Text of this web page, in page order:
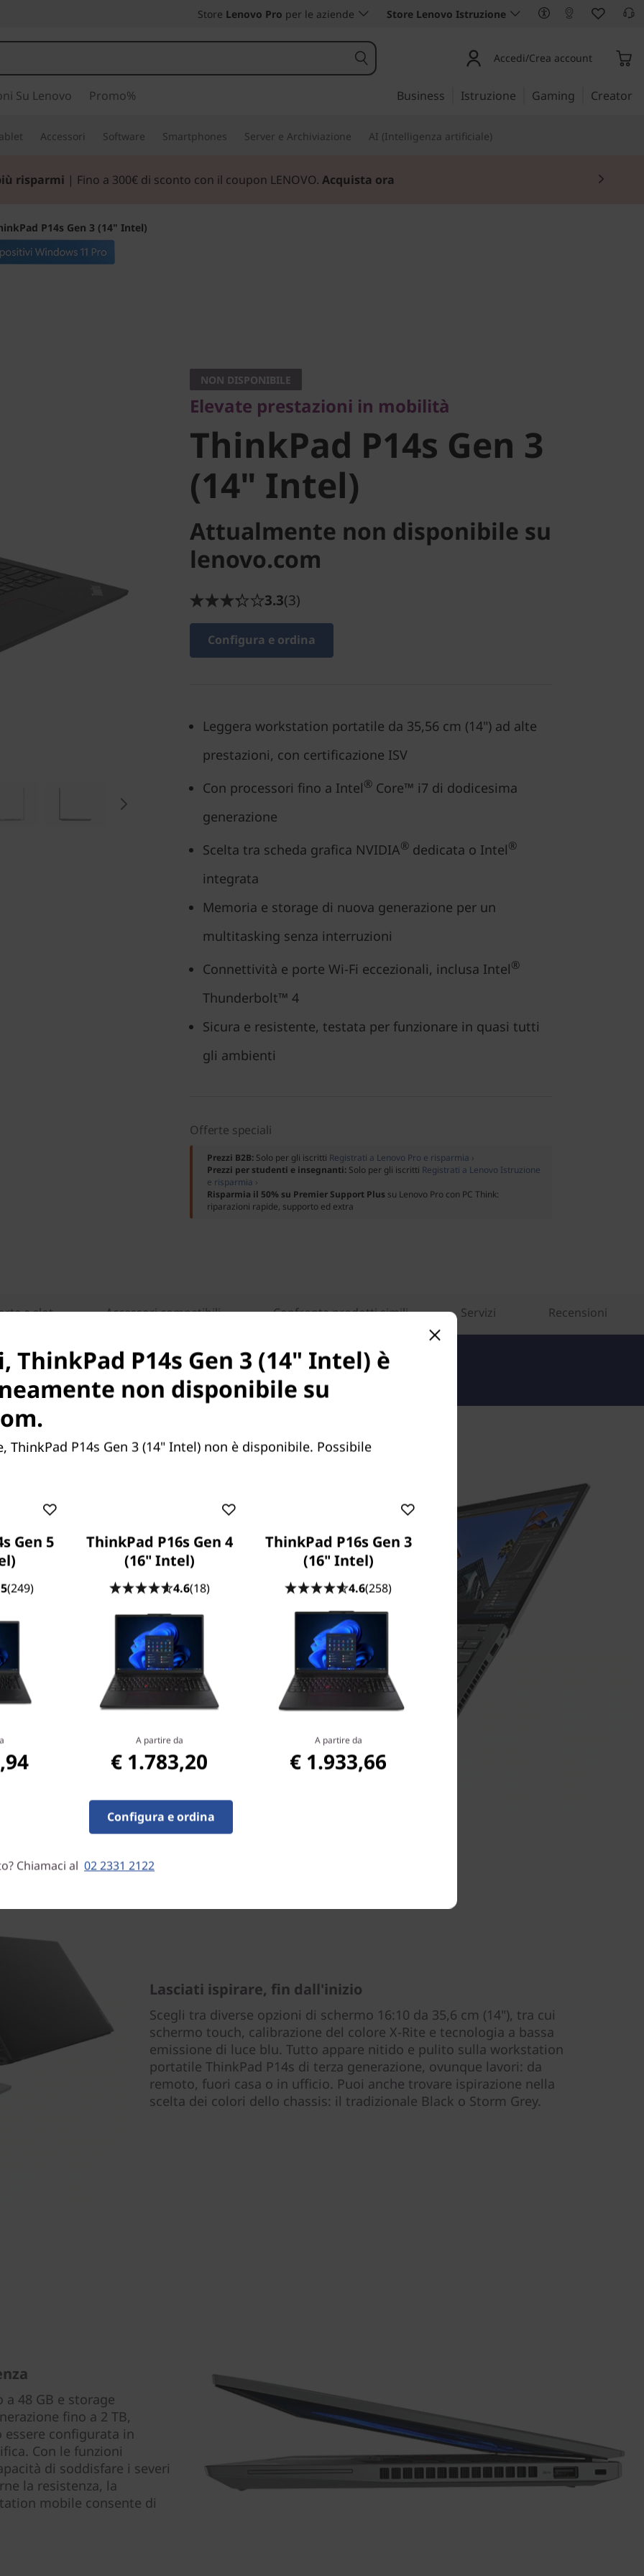
Store Lenovo Pro per le aziende Store Lenovo Istruzione
Accedi/Crea account
Su Lenovo Promo% Business Istruzione Gaming Creator
Accessori Software Smartphones Server e Archiviazione AI (Intelligenza artificiale)
risparmi | Fino a 300€ di sconto con il coupon LENOVO. Acquista ora
P14s Gen 3 (14" Intel)
ThinkPad P14s Gen
3 (14" Intel)
NON DISPONIBILE
Elevate prestazioni in mobilità
ThinkPad P14s Gen 3
(14" Intel)
Attualmente non disponibile su
lenovo.com
3.3(3)
Configura e ordina
Leggera workstation portatile da 35,56 cm (14") ad alte
prestazioni, con certificazione ISV
Con processori fino a Intel® Core™ i7 di dodicesima
generazione
Scelta tra scheda grafica NVIDIA® dedicata o Intel®
integrata
Memoria e storage di nuova generazione per un
multitasking senza interruzioni
Connettività e porte Wi-Fi eccezionali, inclusa Intel®
Thunderbolt™ 4
Sicura e resistente, testata per funzionare in quasi tutti
gli ambienti
Offerte speciali
Prezzi B2B: Solo per gli iscritti Registrati a Lenovo Pro e risparmia ›
Prezzi per studenti e insegnanti: Solo per gli iscritti Registrati a Lenovo Istruzione
e risparmia ›
Risparmia il 50% su Premier Support Plus su Lenovo Pro con PC Think:
riparazioni rapide, supporto ed extra
e slot Accessori compatibili Confronta prodotti simili Servizi Recensioni
bisogno di aiuto? Chiamaci al 02 2331 2122.
la workstation
permette a
di innovare
ISV*, processori fino
e la possibilità di
o Intel
integrata,
e SolidWorks®senza
isv-certifications/
Lasciati ispirare, fin dall'inizio
Scegli tra diverse opzioni di schermo 16:10 da 35,6 cm (14"), tra cui
schermo touch, calibrazione del colore X-Rite e tecnologia a bassa
emissione di luce blu. Tutto appare nitido e pulito sulla workstation
portatile ThinkPad P14s di terza generazione, ovunque lavori: da
remoto, fuori casa o in ufficio. Puoi anche trovare ispirazione nella
scelta dei colori dello chassis: il tradizionale Black o Storm Grey.
48 GB e storage
fino a 2 TB,
essere configurata in
Con le funzioni
di soddisfare i severi
la resistenza, la
mobile consente di
ThinkPad P14s Gen 3 (14" Intel) è
non disponibile su
ThinkPad P14s Gen 3 (14" Intel) non è disponibile. Possibile
Gen 5
(249)
ThinkPad P16s Gen 4
(16" Intel)
4.6(18)
A partire da
€ 1.783,20
ThinkPad P16s Gen 3
(16" Intel)
4.6(258)
A partire da
€ 1.933,66
Configura e ordina
Chiamaci al 02 2331 2122